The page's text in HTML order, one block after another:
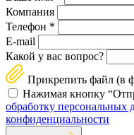
Компания
Телефон *
E-mail
Какой у вас вопрос?
Прикрепить файл (в
Нажимая кнопку
обработку персональных
конфиденциальности